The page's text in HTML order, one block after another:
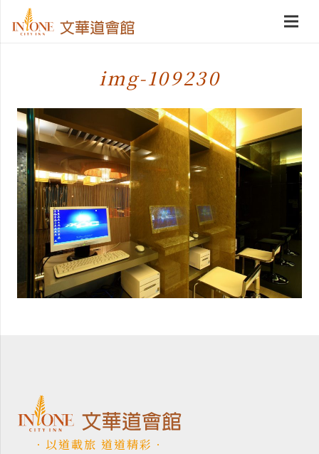
img-109230
．以道載旅 道道精彩．